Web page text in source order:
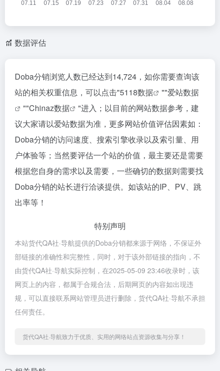
数据评估
Doba分销浏览人数已经达到14,724，如你需要查询该
站的相关权重信息，可以点击"5118数据 ""爱站数据
""Chinaz数据
"进入；以目前的网站数据参考，建
议大家请以爱站数据为准，更多网站价值评估因素如：
Doba分销的访问速度、搜索引擎收录以及索引量、用
户体验等；当然要评估一个站的价值，最主要还是需要
根据您自身的需求以及需要，一些确切的数据则需要找
Doba分销的站长进行洽谈提供。如该站的IP、PV、跳
出率等！
特别声明
本站货代QA社·导航提供的Doba分销都来源于网络，不保证外
部链接的准确性和完整性，同时，对于该外部链接的指向，不
由货代QA社·导航实际控制，在2025-05-09 23:46收录时，该
网页上的内容，都属于合规合法，后期网页的内容如出现违
规，可以直接联系网站管理员进行删除，货代QA社·导航不承担
任何责任。
货代QA社·导航致力于优质、实用的网络站点资源收集与分享！